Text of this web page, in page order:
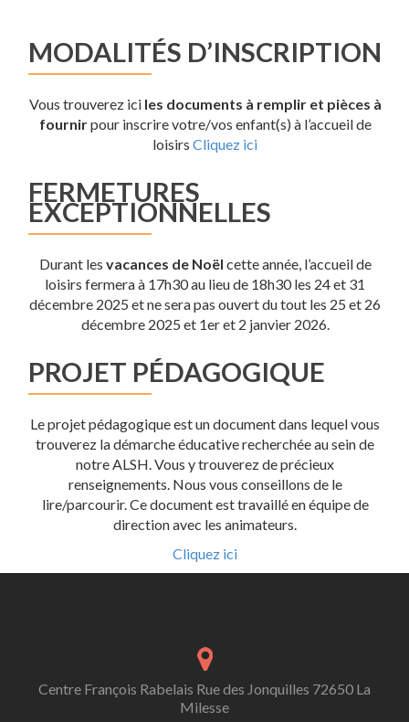
MODALITÉS D’INSCRIPTION
Vous trouverez ici les documents à remplir et pièces à
fournirpour inscrire votre/vos enfant(s) à l’accueil de
loisirs Cliquez ici
FERMETURES
EXCEPTIONNELLES
Durant les vacances de Noël cette année, l’accueil de
loisirs fermera à 17h30 au lieu de 18h30 les 24 et 31
décembre 2025 et ne sera pas ouvert du tout les 25 et 26
décembre 2025 et 1er et 2 janvier 2026.
PROJET PÉDAGOGIQUE
Le projet pédagogique est un document dans lequel vous
trouverez la démarche éducative recherchée au sein de
notre ALSH. Vous y trouverez de précieux
renseignements. Nous vous conseillons de le
lire/parcourir. Ce document est travaillé en équipe de
direction avec les animateurs.
Cliquez ici
Centre François Rabelais Rue des Jonquilles 72650 La
Milesse